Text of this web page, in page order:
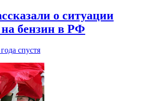
о ситуации
бензин в РФ
спустя